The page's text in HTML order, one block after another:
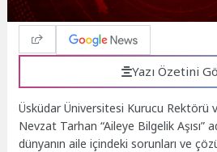
Yazı Özetini
Üsküdar Üniversitesi Kurucu Rektörü
Nevzat Tarhan “Aileye Bilgelik Aşısı”
dünyanın aile içindeki sorunları ve